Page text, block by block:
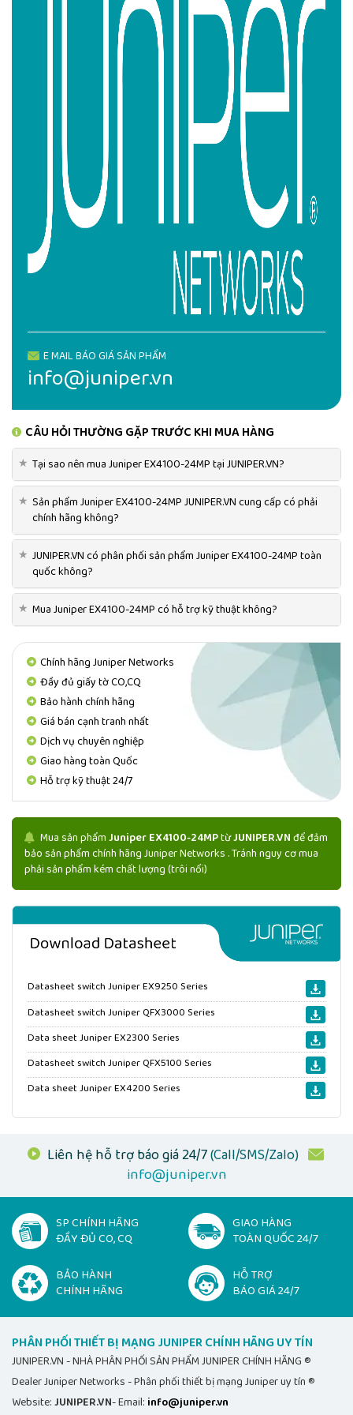
UY TÍN, DANH TIẾNG
JUNIPER.VN phân phối
Juniper EX4100-24MP
chính hãng
uy tín số 1️⃣ Việt Nam
Juniper EX4100-24MP
info@juniper.vn
0522 388 688 - 0568 388
E MAIL BÁO GIÁ SẢN PHẨM
info@juniper.vn
CÂU HỎI THƯỜNG GẶP TRƯỚC KHI MUA HÀNG
★ Tại sao nên mua Juniper EX4100-24MP tại JUNIPER.VN?
★ Sản phẩm Juniper EX4100-24MP JUNIPER.VN cung cấp có phải
chính hãng không?
★ JUNIPER.VN có phân phối sản phẩm Juniper EX4100-24MP toàn
quốc không?
★ Mua Juniper EX4100-24MP có hỗ trợ kỹ thuật không?
Chính hãng Juniper Networks
Đầy đủ giấy tờ CO,CQ
Bảo hành chính hãng
Giá bán cạnh tranh nhất
Dịch vụ chuyên nghiệp
Giao hàng toàn Quốc
Hỗ trợ kỹ thuật 24/7
Mua sản phẩmJuniper EX4100-24MPtừJUNIPER.VNđể đảm
bảo sản phẩm chính hãng Juniper Networks . Tránh nguy cơ mua
phải sản phẩm kém chất lượng (trôi nổi)
Datasheet switch Juniper EX9250 Series
Datasheet switch Juniper QFX3000 Series
Data sheet Juniper EX2300 Series
Datasheet switch Juniper QFX5100 Series
Data sheet Juniper EX4200 Series
Liên hệ hỗ trợ báo giá 24/7(Call/SMS/Zalo)
info@juniper.vn
SP CHÍNH HÃNG
ĐẦY ĐỦ CO, CQ
GIAO HÀNG
TOÀN QUỐC 24/7
BẢO HÀNH
CHÍNH HÃNG
HỖ TRỢ
BÁO GIÁ 24/7
PHÂN PHỐI THIẾT BỊ MẠNG JUNIPER CHÍNH HÃNG UY TÍN
JUNIPER.VN - NHÀ PHÂN PHỐI SẢN PHẨM JUNIPER CHÍNH HÃNG ®
Dealer Juniper Networks - Phân phối thiết bị mạng Juniper uy tín ®
Website:JUNIPER.VN- Email: info@juniper.vn